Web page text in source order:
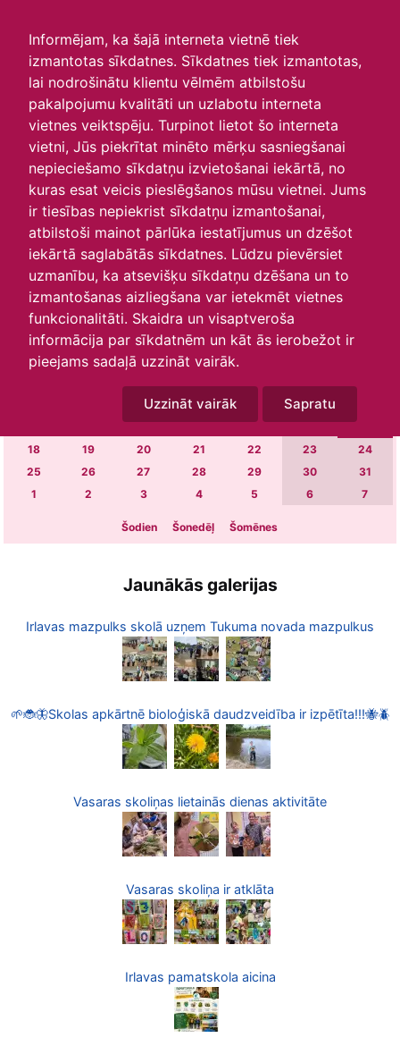
Informējam, ka šajā interneta vietnē tiek
izmantotas sīkdatnes. Sīkdatnes tiek izmantotas,
lai nodrošinātu klientu vēlmēm atbilstošu
pakalpojumu kvalitāti un uzlabotu interneta
vietnes veiktspēju. Turpinot lietot šo interneta
vietni, Jūs piekrītat minēto mērķu sasniegšanai
nepieciešamo sīkdatņu izvietošanai iekārtā, no
kuras esat veicis pieslēgšanos mūsu vietnei. Jums
ir tiesības nepiekrist sīkdatņu izmantošanai,
atbilstoši mainot pārlūka iestatījumus un dzēšot
iekārtā saglabātās sīkdatnes. Lūdzu pievērsiet
uzmanību, ka atsevišķu sīkdatņu dzēšana un to
izmantošanas aizliegšana var ietekmēt vietnes
funkcionalitāti. Skaidra un visaptveroša
informācija par sīkdatnēm un kāt ās ierobežot ir
pieejams sadaļā uzzināt vairāk.
Uzzināt vairāk Sapratu
Skats :
Aktuālie
Šodien Šonedēļ
Šomēnes
Arhīvs
O T S
6 7 9
13 14 15 16
18
19 20 21 22 23
24
25
26 27 28 29 30
31
1
2 3 4 5 6 7
Šodien Šonedēļ Šomēnes
Jaunākās galerijas
Irlavas mazpulks skolā uzņem Tukuma novada mazpulkus
🌱🐞🦋Skolas apkārtnē bioloģiskā daudzveidība ir izpētīta!!!🐝🪲
Vasaras skoliņas lietainās dienas aktivitāte
Vasaras skoliņa ir atklāta
Irlavas pamatskola aicina